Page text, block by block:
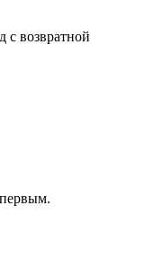
возвратной